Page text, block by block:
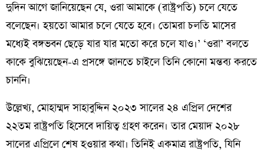
দুদিন আগে জানিয়েছেন যে, ওরা আমাকে (রাষ্ট্রপতি) চলে যেতে
বলেছেন। হয়তো আমার চলে যেতে হবে। তোমরা চলতি মাসের
মধ্যেই বঙ্গভবন ছেড়ে যার যার মতো করে চলে যাও।’ ‘ওরা’ বলতে
কাকে বুঝিয়েছেন-এ প্রসঙ্গে জানতে চাইলে তিনি কোনো মন্তব্য করতে
চাননি।
উল্লেখ্য, মোহাম্মদ সাহাবুদ্দিন ২০২৩ সালের ২৪ এপ্রিল দেশের
২২তম রাষ্ট্রপতি হিসেবে দায়িত্ব গ্রহণ করেন। তার মেয়াদ ২০২৮
সালের এপ্রিলে শেষ হওয়ার কথা। তিনিই একমাত্র রাষ্ট্রপতি, যিনি